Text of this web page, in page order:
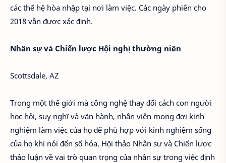
các thế hệ hòa nhập tại nơi làm việc. Các ngày phiên cho
2018 vẫn được xác định.
Nhân sự và Chiến lược Hội nghị thường niên
Scottsdale, AZ
Trong một thế giới mà công nghệ thay đổi cách con người
học hỏi, suy nghĩ và vận hành, nhân viên mong đợi kinh
nghiệm làm việc của họ để phù hợp với kinh nghiệm sống
của họ khi nói đến số hóa. Hội thảo Nhân sự và Chiến lược
thảo luận về vai trò quan trọng của nhân sự trong việc định